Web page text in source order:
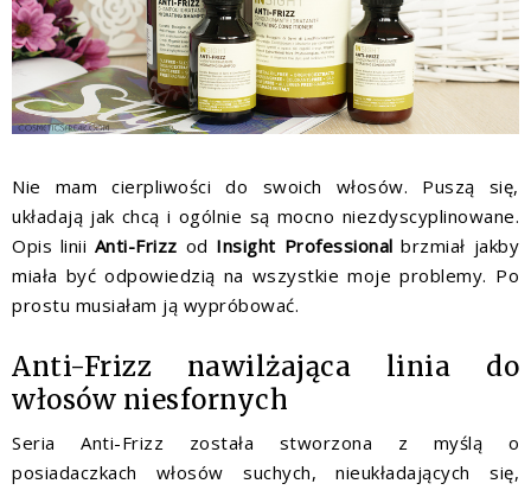
Nie mam cierpliwości do swoich włosów. Puszą się,
układają jak chcą i ogólnie są mocno niezdyscyplinowane.
Opis linii Anti-Frizz od Insight Professional brzmiał jakby
miała być odpowiedzią na wszystkie moje problemy. Po
prostu musiałam ją wypróbować.
Anti-Frizz nawilżająca linia do
włosów niesfornych
Seria Anti-Frizz została stworzona z myślą o
posiadaczkach włosów suchych, nieukładających się,